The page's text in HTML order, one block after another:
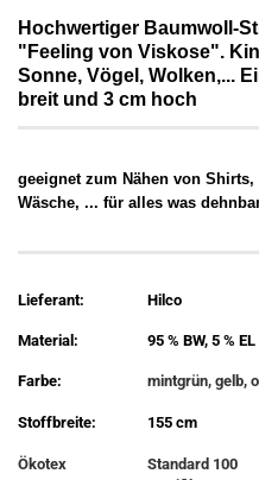
Hochwertiger Baumwoll-
"Feeling von Viskose".
Sonne, Vögel, Wolken,...
breit und 3 cm hoch
geeignet zum Nähen von
Wäsche, ... für alles was
Lieferant: Hilco
Material: 95 % BW, 5 % EL
Farbe: mintgrün, gelb,
Stoffbreite: 155 cm
Ökotex
Standard 100